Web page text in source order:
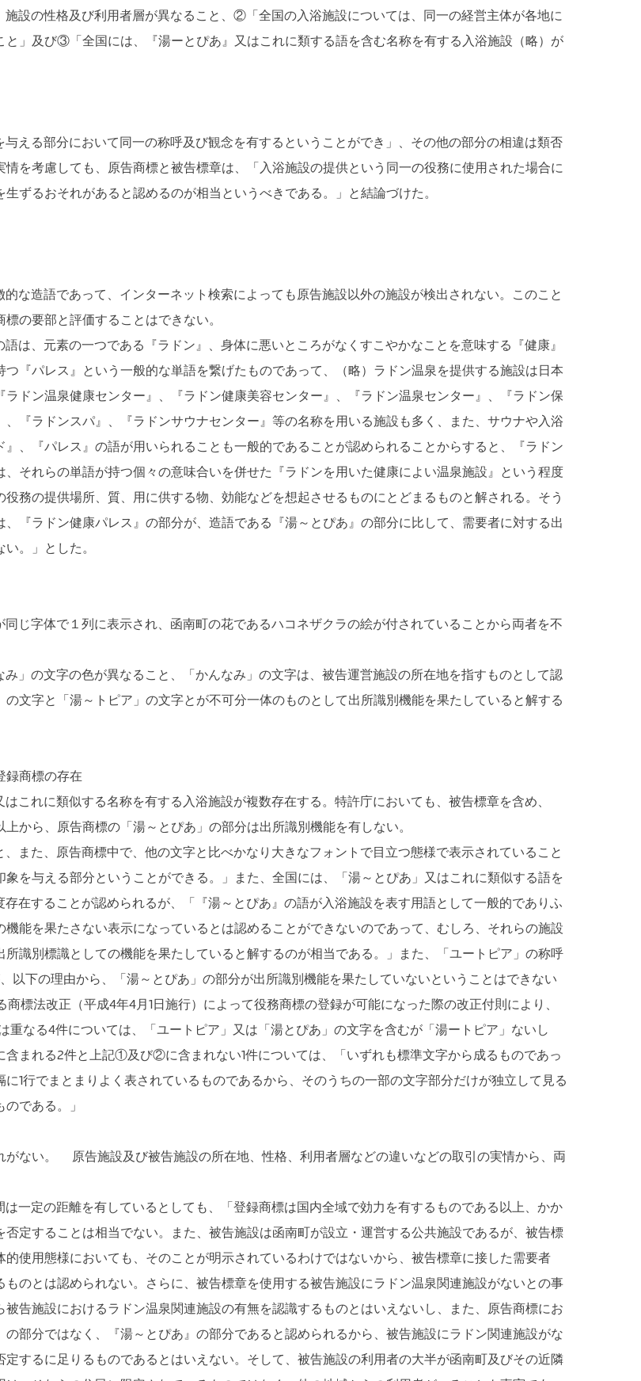
設の性格及び利用者層が異なること、②「全国の入浴施設については、同一の経営主体が各地に
」及び③「全国には、『湯ーとぴあ』又はこれに類する語を含む名称を有する入浴施設（略）が
える部分において同一の称呼及び観念を有するということができ」、その他の部分の相違は類否
を考慮しても、原告商標と被告標章は、「入浴施設の提供という同一の役務に使用された場合に
ずるおそれがあると認めるのが相当というべきである。」と結論づけた。
な造語であって、インターネット検索によっても原告施設以外の施設が検出されない。このこと
の要部と評価することはできない。
は、元素の一つである『ラドン』、身体に悪いところがなくすこやかなことを意味する『健康』
『パレス』という一般的な単語を繋げたものであって、（略）ラドン温泉を提供する施設は日本
ドン温泉健康センター』、『ラドン健康美容センター』、『ラドン温泉センター』、『ラドン保
『ラドンスパ』、『ラドンサウナセンター』等の名称を用いる施設も多く、また、サウナや入浴
、『パレス』の語が用いられることも一般的であることが認められることからすると、『ラドン
それらの単語が持つ個々の意味合いを併せた『ラドンを用いた健康によい温泉施設』という程度
務の提供場所、質、用に供する物、効能などを想起させるものにとどまるものと解される。そう
『ラドン健康パレス』の部分が、造語である『湯～とぴあ』の部分に比して、需要者に対する出
。」とした。
じ字体で１列に表示され、函南町の花であるハコネザクラの絵が付されていることから両者を不
」の文字の色が異なること、「かんなみ」の文字は、被告運営施設の所在地を指すものとして認
文字と「湯～トピア」の文字とが不可分一体のものとして出所識別機能を果たしていると解する
録商標の存在
これに類似する名称を有する入浴施設が複数存在する。特許庁においても、被告標章を含め、
から、原告商標の「湯～とぴあ」の部分は出所識別機能を有しない。
また、原告商標中で、他の文字と比べかなり大きなフォントで目立つ態様で表示されていること
を与える部分ということができる。」また、全国には、「湯～とぴあ」又はこれに類似する語を
在することが認められるが、「『湯～とぴあ』の語が入浴施設を表す用語として一般的でありふ
能を果たさない表示になっているとは認めることができないのであって、むしろ、それらの施設
識別標識としての機能を果たしていると解するのが相当である。」また、「ユートピア」の称呼
以下の理由から、「湯～とぴあ」の部分が出所識別機能を果たしていないということはできない
標法改正（平成4年4月1日施行）によって役務商標の登録が可能になった際の改正付則により、
なる4件については、「ユートピア」又は「湯とぴあ」の文字を含むが「湯ートピア」ないし
まれる2件と上記①及び②に含まれない1件については、「いずれも標準文字から成るものであっ
1行でまとまりよく表されているものであるから、そのうちの一部の文字部分だけが独立して見る
である。」
ない。 原告施設及び被告施設の所在地、性格、利用者層などの違いなどの取引の実情から、両
一定の距離を有しているとしても、「登録商標は国内全域で効力を有するものである以上、かか
定することは相当でない。また、被告施設は函南町が設立・運営する公共施設であるが、被告標
使用態様においても、そのことが明示されているわけではないから、被告標章に接した需要者
のとは認められない。さらに、被告標章を使用する被告施設にラドン温泉関連施設がないとの事
告施設におけるラドン温泉関連施設の有無を認識するものとはいえないし、また、原告商標にお
部分ではなく、『湯～とぴあ』の部分であると認められるから、被告施設にラドン関連施設がな
するに足りるものであるとはいえない。そして、被告施設の利用者の大半が函南町及びその近隣